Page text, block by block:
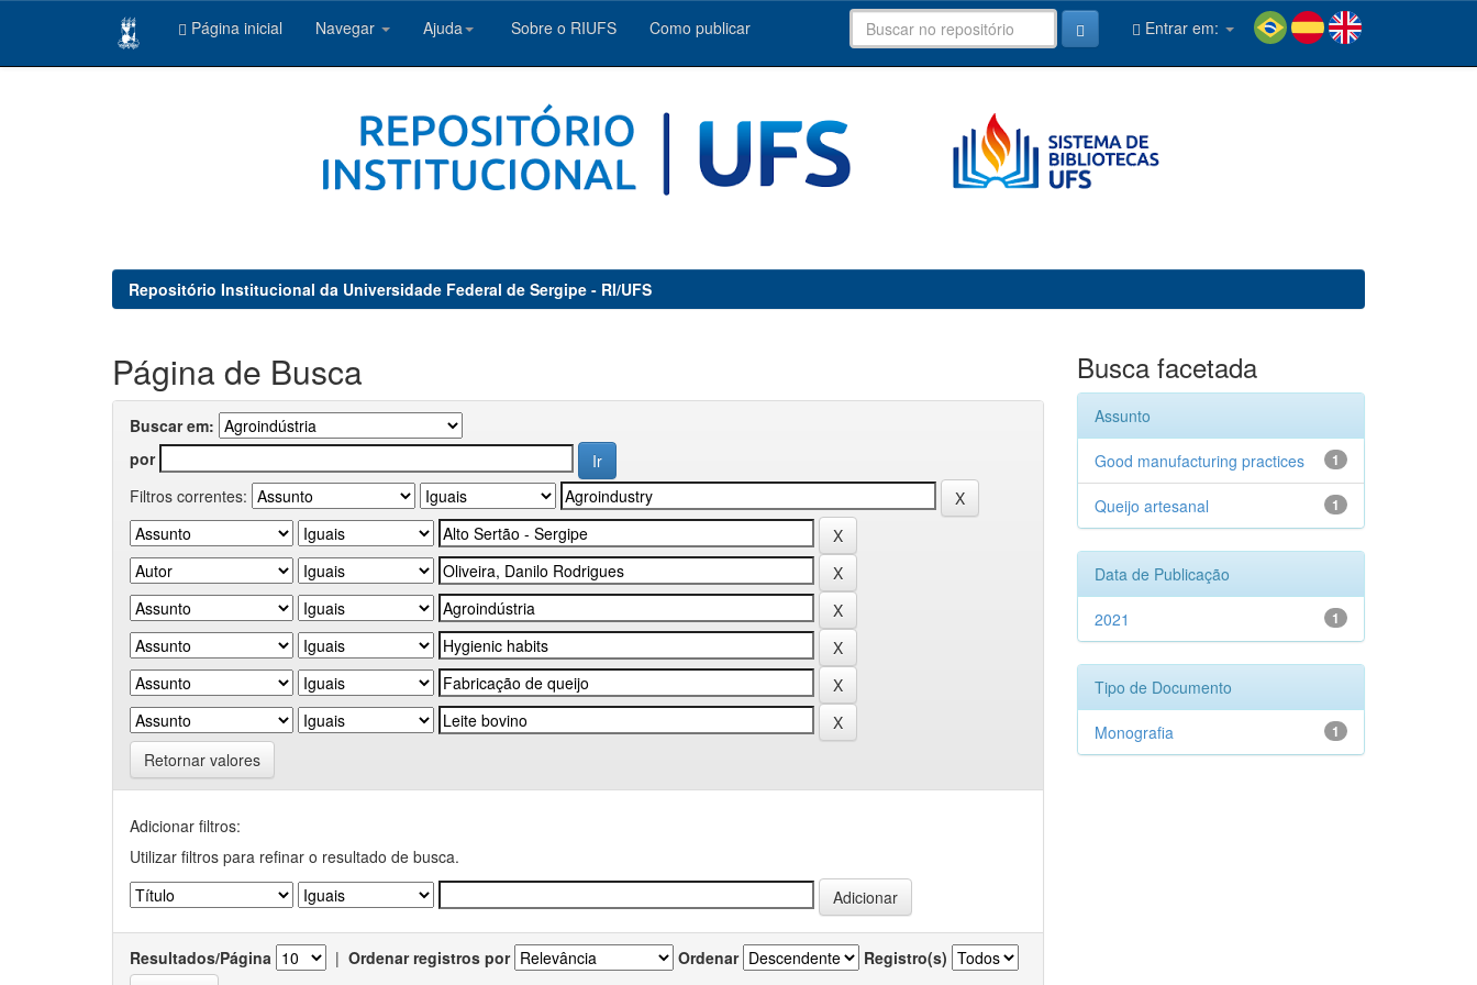
Página inicial Navegar Ajuda Sobre o RIUFS Como publicar Entrar em:
Repositório Institucional da Universidade Federal de Sergipe - RI/UFS
Página de Busca
Buscar em:
por
Filtros correntes:
Retornar valores
Adicionar filtros:
Utilizar filtros para refinar o resultado de busca.
Resultados/Página | Ordenar registros por Ordenar Registro(s)
Busca facetada
Assunto
1
Good manufacturing practices
1
Queijo artesanal
Data de Publicação
1
2021
Tipo de Documento
1
Monografia